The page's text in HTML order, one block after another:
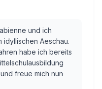
und ich
idyllischen Aeschau.
habe ich bereits
freue mich nun